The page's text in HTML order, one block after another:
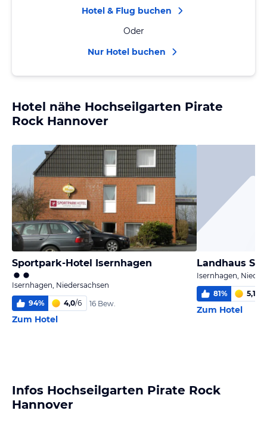
Hotel & Flug buchen
Oder
Nur Hotel buchen
Hotel nähe Hochseilgarten Pirate
Rock Hannover
Sportpark-Hotel Isernhagen
Isernhagen, Niedersachsen
94% 4,0/6 16 Bew.
Zum Hotel
Landhaus
Isernhagen,
81% 5,1
Zum Hotel
Infos Hochseilgarten Pirate Rock
Hannover